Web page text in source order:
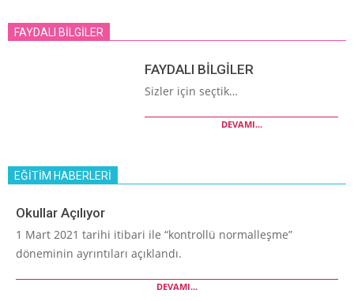
FAYDALI BİLGİLER
FAYDALI BİLGİLER
Sizler için seçtik…
DEVAMI...
EĞİTİM HABERLERİ
Okullar Açılıyor
1 Mart 2021 tarihi itibari ile “kontrollü normalleşme”
döneminin ayrıntıları açıklandı.
DEVAMI...